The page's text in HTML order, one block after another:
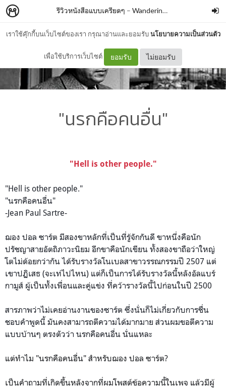
เราใช้คุ๊กกี้บนเว็บไซต์ของเรา กรุณาอ่านและยอมรับนโยบายความเป็นส่วนตัว
เพื่อใช้บริการเว็บไซต์ ยอมรับ ไม่ยอมรับ
รีวิวหนังสือแบบเครียดๆ – WanderingBook
"นรกคือคนอื่น"
"Hell is other people."
"Hell is other people."
"นรกคือคนอื่น"
-Jean Paul Sartre-
ฌอง ปอล ซาร์ต มีสองขาหลักที่เป็นที่รู้จักกันดี ขาหนึ่งคือนัก
ปรัชญาสายอัตถิภาวะนิยม อีกขาคือนักเขียน ทั้งสองขาถือว่าใหญ่
โตไม่ด้อยกว่ากัน ได้รับรางวัลโนเบลสาขาวรรณกรรมปี 2507 แต่
เขาปฏิเสธ (จะเท่ไปไหน) แต่ก็เป็นการได้รับรางวัลนี้หลังอัลแบร์
กามูส์ ผู้เป็นทั้งเพื่อนและคู่แข่ง ที่คว้ารางวัลนี้ไปก่อนในปี 2500
สารภาพว่าไม่เคยอ่านงานของซาร์ต ซึ่งนั่นก็ไม่เกี่ยวกับการชื่น
ชอบคำพูดนี้ มันคงสามารถตีความได้มากมาย ส่วนผมขอตีความ
แบบบ้านๆ ตรงตัวว่า นรกคือคนอื่น นั่นแหละ
แต่ทำไม "นรกคือคนอื่น" สำหรับฌอง ปอล ซาร์ต?
เป็นคำถามที่เกิดขึ้นหลังจากที่ผมโพสต์ข้อความนี้ในเพจ แล้วมีผู้